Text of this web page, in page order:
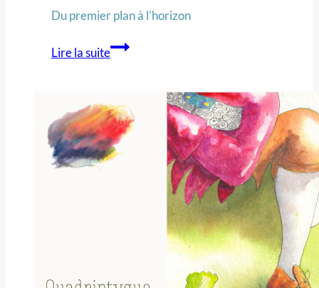
Du premier plan à l’horizon
Lire la suite